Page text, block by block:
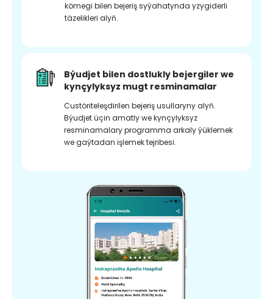
kömegi bilen bejeriş syýahatynda yzygiderli
täzelikleri alyň.
Býudjet bilen dostlukly bejergiler we
kynçylyksyz mugt resminamalar
Custöriteleşdirilen bejeriş usullaryny alyň.
Býudjet üçin amatly we kynçylyksyz
resminamalary programma arkaly ýüklemek
we gaýtadan işlemek tejribesi.